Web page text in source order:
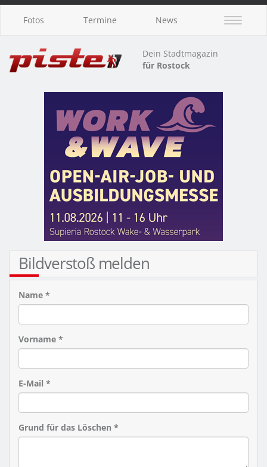
Fotos Termine News
Dein Stadtmagazin
für Rostock
Bildverstoß melden
Name *
Vorname *
E-Mail *
Grund für das Löschen *